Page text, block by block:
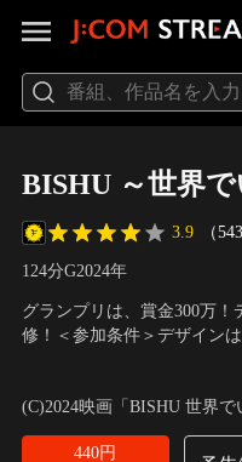
BISHU ～世界
3.9 （
124分G2024年
グランプリは、賞金300万
修！＜参加条件＞デザイン
く誰に対しても優しい性格
生活習慣へのこだわりが強
達郎
(C)2024映画「BISHU 世界
440円